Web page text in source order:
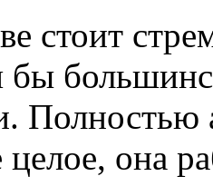
стоит
бы
Полностью
она